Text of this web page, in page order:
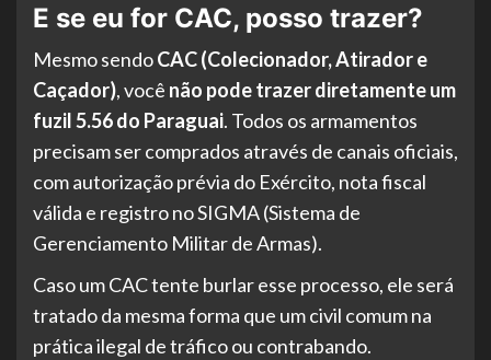
E se eu for CAC, posso trazer?
Mesmo sendoCAC (Colecionador, Atirador e
Caçador), você não pode trazer diretamente um
fuzil 5.56 do Paraguai. Todos os armamentos
precisam ser comprados através de canais oficiais,
com autorização prévia do Exército, nota fiscal
válida e registro no SIGMA (Sistema de
Gerenciamento Militar de Armas).
Caso um CAC tente burlar esse processo, ele será
tratado da mesma forma que um civil comum na
prática ilegal de tráfico ou contrabando.